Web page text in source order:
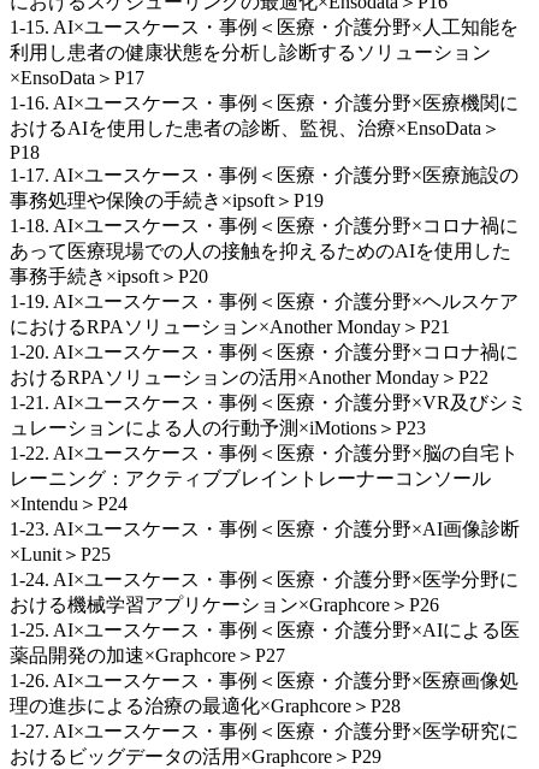
1-15. AI×ユースケース・事例＜医療・介護分野×人工知能を
利用し患者の健康状態を分析し診断するソリューション
×EnsoData＞P17
1-16. AI×ユースケース・事例＜医療・介護分野×医療機関に
おけるAIを使用した患者の診断、監視、治療×EnsoData＞
P18
1-17. AI×ユースケース・事例＜医療・介護分野×医療施設の
事務処理や保険の手続き×ipsoft＞P19
1-18. AI×ユースケース・事例＜医療・介護分野×コロナ禍に
あって医療現場での人の接触を抑えるためのAIを使用した
事務手続き×ipsoft＞P20
1-19. AI×ユースケース・事例＜医療・介護分野×ヘルスケア
におけるRPAソリューション×Another Monday＞P21
1-20. AI×ユースケース・事例＜医療・介護分野×コロナ禍に
おけるRPAソリューションの活用×Another Monday＞P22
1-21. AI×ユースケース・事例＜医療・介護分野×VR及びシミ
ュレーションによる人の行動予測×iMotions＞P23
1-22. AI×ユースケース・事例＜医療・介護分野×脳の自宅ト
レーニング：アクティブブレイントレーナーコンソール
×Intendu＞P24
1-23. AI×ユースケース・事例＜医療・介護分野×AI画像診断
×Lunit＞P25
1-24. AI×ユースケース・事例＜医療・介護分野×医学分野に
おける機械学習アプリケーション×Graphcore＞P26
1-25. AI×ユースケース・事例＜医療・介護分野×AIによる医
薬品開発の加速×Graphcore＞P27
1-26. AI×ユースケース・事例＜医療・介護分野×医療画像処
理の進歩による治療の最適化×Graphcore＞P28
1-27. AI×ユースケース・事例＜医療・介護分野×医学研究に
おけるビッグデータの活用×Graphcore＞P29